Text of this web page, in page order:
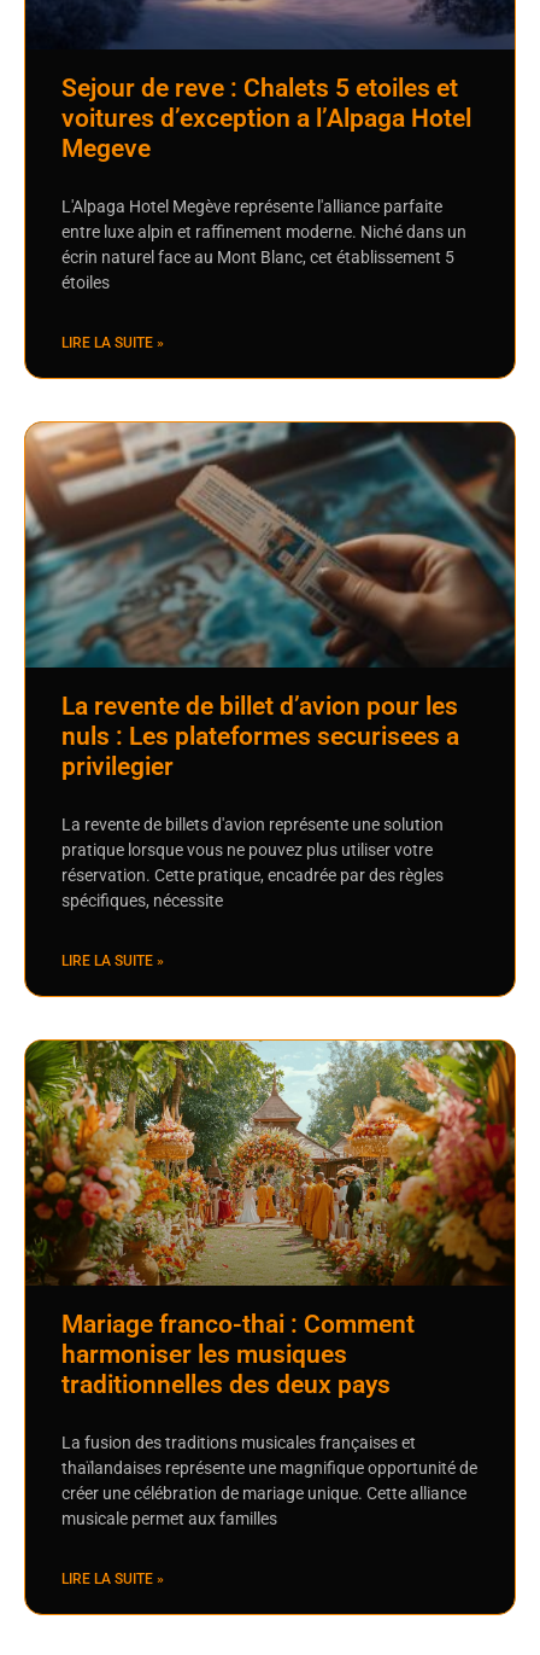
Sejour de reve : Chalets 5 etoiles et
voitures d’exception a l’Alpaga Hotel
Megeve
L'Alpaga Hotel Megève représente l'alliance parfaite
entre luxe alpin et raffinement moderne. Niché dans un
écrin naturel face au Mont Blanc, cet établissement 5
étoiles
LIRE LA SUITE »
La revente de billet d’avion pour les
nuls : Les plateformes securisees a
privilegier
La revente de billets d'avion représente une solution
pratique lorsque vous ne pouvez plus utiliser votre
réservation. Cette pratique, encadrée par des règles
spécifiques, nécessite
LIRE LA SUITE »
Mariage franco-thai : Comment
harmoniser les musiques
traditionnelles des deux pays
La fusion des traditions musicales françaises et
thaïlandaises représente une magnifique opportunité de
créer une célébration de mariage unique. Cette alliance
musicale permet aux familles
LIRE LA SUITE »